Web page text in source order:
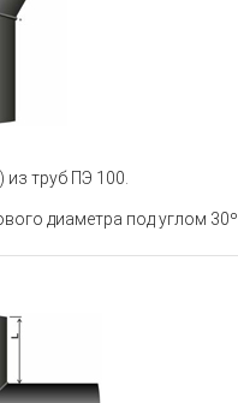
из труб ПЭ 100
диаметра под углом 30º.